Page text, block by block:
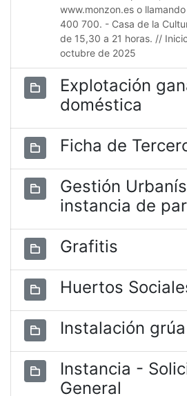
www.monzon.es o
400 700. - Casa de la
de 15,30 a 21 horas. //
octubre de 2025
Explotación
doméstica
Ficha de
Gestión
instancia de
Grafitis
Huertos
Instalación grúa
Instancia -
General